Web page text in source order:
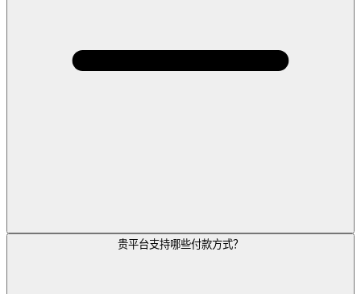
贵平台支持哪些付款方式？